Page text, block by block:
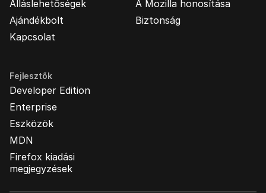
Álláslehetőségek
Ajándékbolt
Kapcsolat
A Mozilla honosítása
Biztonság
Fejlesztők
Developer Edition
Enterprise
Eszközök
MDN
Firefox kiadási
megjegyzések